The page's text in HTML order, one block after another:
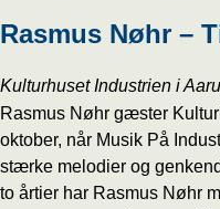
Rasmus Nøhr –
Kulturhuset Industrien i
Rasmus Nøhr gæster
oktober, når Musik På
stærke melodier og
to årtier har Rasmus Nøhr